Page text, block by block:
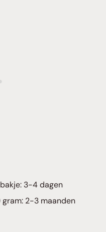
3-4 dagen
2-3 maanden